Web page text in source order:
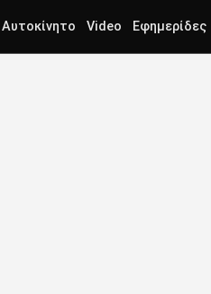
Αυτοκίνητο Video Εφημερίδες